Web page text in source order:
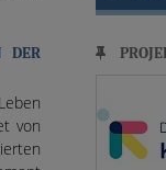
DER
von